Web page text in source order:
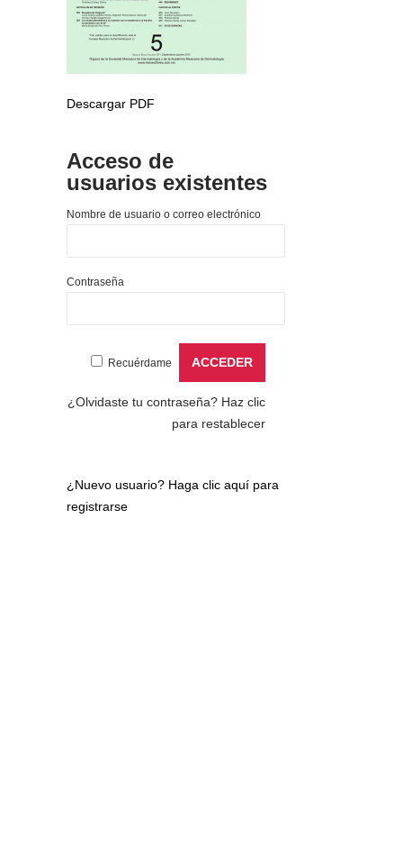
Descargar PDF
Acceso de
usuarios existentes
Nombre de usuario o correo electrónico
Contraseña
Recuérdame
¿Olvidaste tu contraseña? Haz clic
para restablecer
¿Nuevo usuario? Haga clic aquí para
registrarse